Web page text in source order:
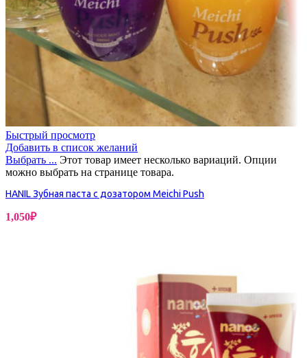
Быстрый просмотр
Добавить в список желаний
Выбрать ... Этот товар имеет несколько вариаций. Опции
можно выбрать на странице товара.
HANIL Зубная паста с дозатором Meichi Push
1,050₽